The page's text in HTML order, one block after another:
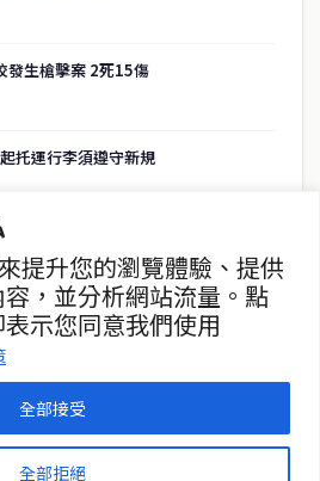
提升您的瀏覽體驗、提供
，並分析網站流量。點
示您同意我們使用
全部拒絕
全部接受
發生槍擊案 2死15傷
托運行李須遵守新規
壇2026 目標120億美元
俄姐弟舉辦追思儀式 痛不欲生
房地產
新聞 TCN — All Rights Reserved